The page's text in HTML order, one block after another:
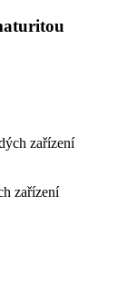
zařízení
zařízení